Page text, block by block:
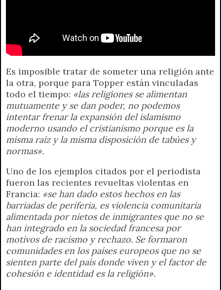
Es imposible tratar de someter una religión ante
la otra, porque para Topper están vinculadas
todo el tiempo: «las religiones se alimentan
mutuamente y se dan poder, no podemos
intentar frenar la expansión del islamismo
moderno usando el cristianismo porque es la
misma raíz y la misma disposición de tabúes y
normas».
Uno de los ejemplos citados por el periodista
fueron las recientes revueltas violentas en
Francia: «se han dado estos hechos en las
barriadas de periferia, es violencia comunitaria
alimentada por nietos de inmigrantes que no se
han integrado en la sociedad francesa por
motivos de racismo y rechazo. Se formaron
comunidades en los países europeos que no se
sienten parte del país donde viven y el factor de
cohesión e identidad es la religión».